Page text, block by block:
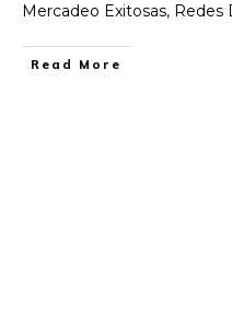
Mercadeo Exitosas,
​Read More